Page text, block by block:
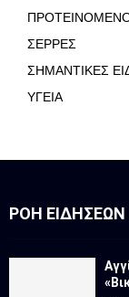
ΣΕΡΡΕΣ
ΣΗΜΑΝΤΙΚΕΣ
ΥΓΕΙΑ
ΡΟΉ ΕΙΔΉΣΕΩΝ